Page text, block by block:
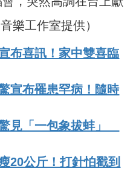
樂工作室提供）
布喜訊！家中雙喜臨
宣布罹患罕病！隨時
見「一包象拔蚌」
20公斤！打針怕戳到